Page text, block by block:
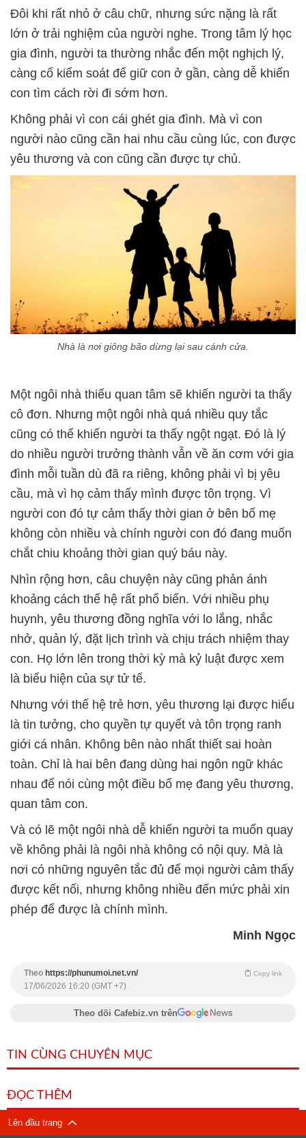
Đôi khi rất nhỏ ở câu chữ, nhưng sức nặng là rất
lớn ở trải nghiệm của người nghe. Trong tâm lý học
gia đình, người ta thường nhắc đến một nghịch lý,
càng cố kiểm soát để giữ con ở gần, càng dễ khiến
con tìm cách rời đi sớm hơn.
Không phải vì con cái ghét gia đình. Mà vì con
người nào cũng cần hai nhu cầu cùng lúc, con được
yêu thương và con cũng cần được tự chủ.
Nhà là nơi giông bão dừng lại sau cánh cửa.
Một ngôi nhà thiếu quan tâm sẽ khiến người ta thấy
cô đơn. Nhưng một ngôi nhà quá nhiều quy tắc
cũng có thể khiến người ta thấy ngột ngạt. Đó là lý
do nhiều người trưởng thành vẫn về ăn cơm với gia
đình mỗi tuần dù đã ra riêng, không phải vì bị yêu
cầu, mà vì họ cảm thấy mình được tôn trọng. Vì
người con đó tự cảm thấy thời gian ở bên bố mẹ
không còn nhiều và chính người con đó đang muốn
chắt chiu khoảng thời gian quý báu này.
Nhìn rộng hơn, câu chuyện này cũng phản ánh
khoảng cách thế hệ rất phổ biến. Với nhiều phụ
huynh, yêu thương đồng nghĩa với lo lắng, nhắc
nhở, quản lý, đặt lịch trình và chịu trách nhiệm thay
con. Họ lớn lên trong thời kỳ mà kỷ luật được xem
là biểu hiện của sự tử tế.
Nhưng với thế hệ trẻ hơn, yêu thương lại được hiểu
là tin tưởng, cho quyền tự quyết và tôn trọng ranh
giới cá nhân. Không bên nào nhất thiết sai hoàn
toàn. Chỉ là hai bên đang dùng hai ngôn ngữ khác
nhau để nói cùng một điều bố mẹ đang yêu thương,
quan tâm con.
Và có lẽ một ngôi nhà dễ khiến người ta muốn quay
về không phải là ngôi nhà không có nội quy. Mà là
nơi có những nguyên tắc đủ để mọi người cảm thấy
được kết nối, nhưng không nhiều đến mức phải xin
phép để được là chính mình.
Minh Ngọc
Theo https://phunumoi.net.vn/ Copy link
17/06/2026 16:20 (GMT +7)
Theo dõi Cafebiz.vn trên
TIN CÙNG CHUYÊN MỤC
ĐỌC THÊM
Lên đầu trang